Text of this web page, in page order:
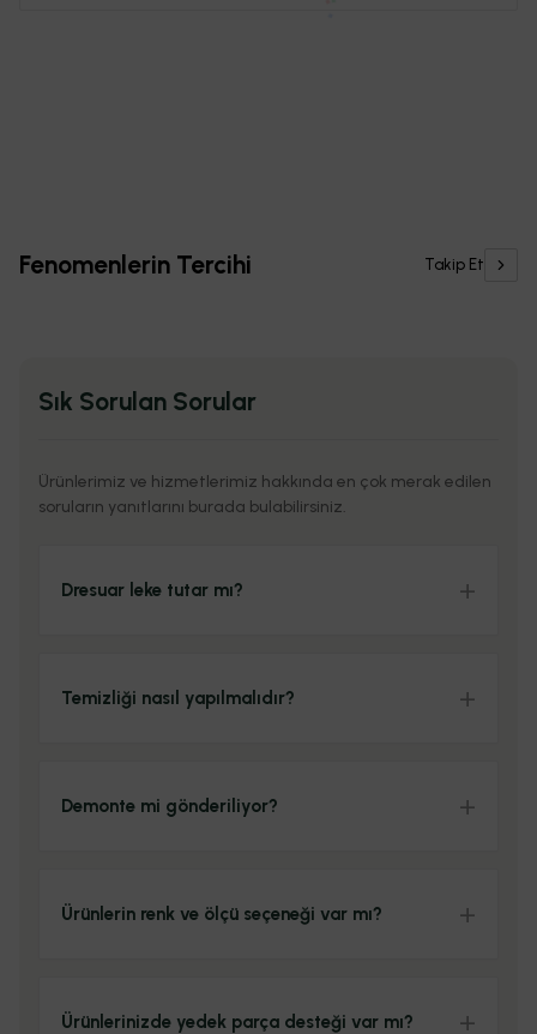
Fenomenlerin Tercihi Takip Et
hali.
Sık Sorulan Sorular
Ürünlerimiz ve hizmetlerimiz hakkında en çok merak edilen
soruların yanıtlarını burada bulabilirsiniz.
Dresuar leke tutar mı?
Temizliği nasıl yapılmalıdır?
Demonte mi gönderiliyor?
Ürünlerin renk ve ölçü seçeneği var mı?
Ürünlerinizde yedek parça desteği var mı?